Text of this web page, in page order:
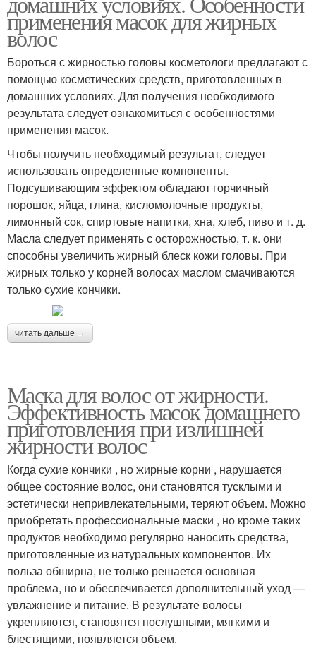
применения масок для жирных
волос
Бороться с жирностью головы косметологи предлагают с
помощью косметических средств, приготовленных в
домашних условиях. Для получения необходимого
результата следует ознакомиться с особенностями
применения масок.
Чтобы получить необходимый результат, следует
использовать определенные компоненты.
Подсушивающим эффектом обладают горчичный
порошок, яйца, глина, кисломолочные продукты,
лимонный сок, спиртовые напитки, хна, хлеб, пиво и т. д.
Масла следует применять с осторожностью, т. к. они
способны увеличить жирный блеск кожи головы. При
жирных только у корней волосах маслом смачиваются
только сухие кончики.
читать дальше →
Маска для волос от жирности.
Эффективность масок домашнего
приготовления при излишней
жирности волос
Когда сухие кончики , но жирные корни , нарушается
общее состояние волос, они становятся тусклыми и
эстетически непривлекательными, теряют объем. Можно
приобретать профессиональные маски , но кроме таких
продуктов необходимо регулярно наносить средства,
приготовленные из натуральных компонентов. Их
польза обширна, не только решается основная
проблема, но и обеспечивается дополнительный уход —
увлажнение и питание. В результате волосы
укрепляются, становятся послушными, мягкими и
блестящими, появляется объем.